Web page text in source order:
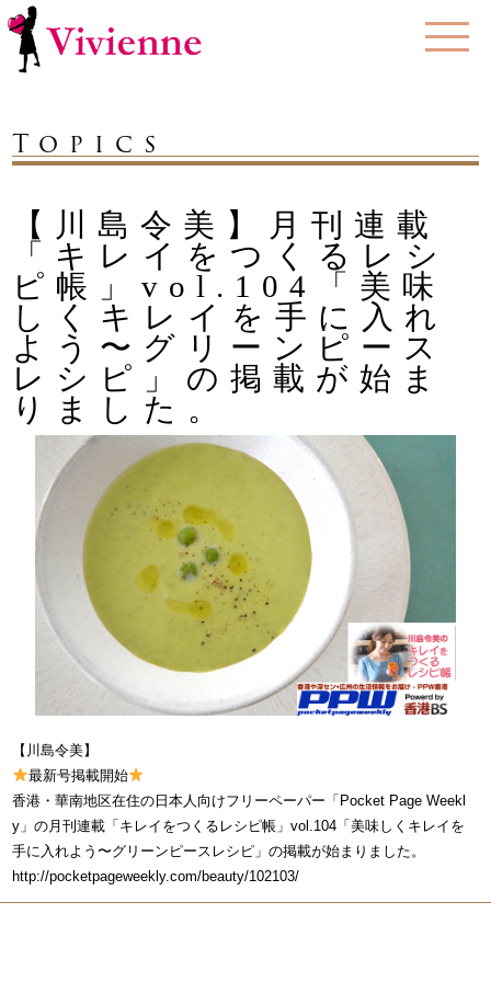
Topics
【川島令美】月刊連載
「キレイをつくるレシ
ピ帳」vol.104「美味
しくキレイを手に入れ
よう〜グリーンピース
レシピ」の掲載が始ま
りました。
【川島令美】
最新号掲載開始
香港・華南地区在住の日本人向けフリーペーパー「Pocket Page Weekl
y」の月刊連載「キレイをつくるレシピ帳」vol.104「美味しくキレイを
手に入れよう〜グリーンピースレシピ」の掲載が始まりました。
http://pocketpageweekly.com/beauty/102103/